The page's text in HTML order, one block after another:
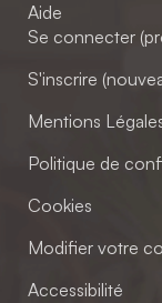
Aide
Se connecter
S'inscrire
Mentions
Politique de
Cookies
Modifier votre
Accessibilité